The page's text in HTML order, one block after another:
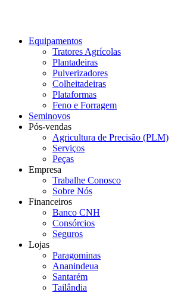
conteúdoEquipamentos
Tratores Agrícolas
Plantadeiras
Pulverizadores
Colheitadeiras
Plataformas
Feno e Forragem
Seminovos
Pós-vendas
Agricultura de Precisão (PLM)
Serviços
Peças
Empresa
Trabalhe Conosco
Sobre Nós
Financeiros
Banco CNH
Consórcios
Seguros
Lojas
Paragominas
Ananindeua
Santarém
Tailândia